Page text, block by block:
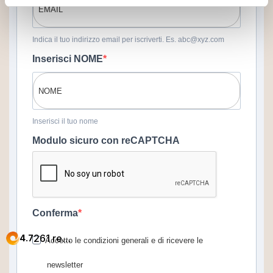
Indica il tuo indirizzo email per iscriverti. Es. abc@xyz.com
Inserisci NOME
Inserisci il tuo nome
Modulo sicuro con reCAPTCHA
Conferma
Accetto le condizioni generali e di ricevere le
newsletter